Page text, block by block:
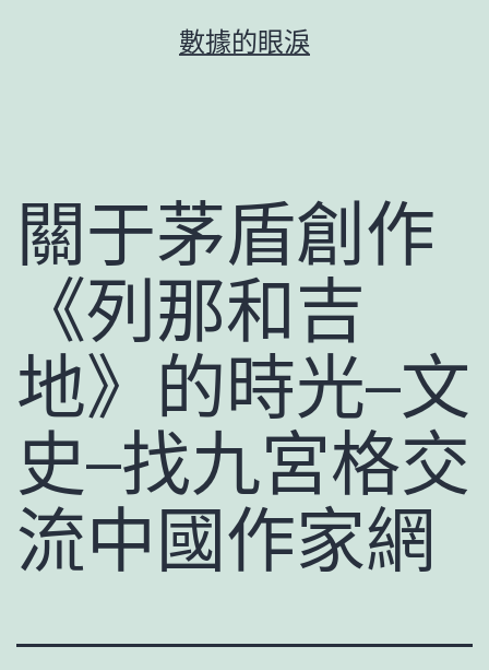
數據的眼淚
關于茅盾創作
《列那和吉
地》的時光–文
史–找九宮格交
流中國作家網